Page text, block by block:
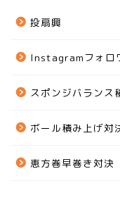
投扇興
Instagramフォロ
スポンジバランス
ボール積み上げ対
恵方巻早巻き対決